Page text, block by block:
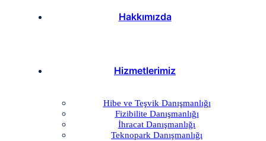
Hakkımızda
Hizmetlerimiz
Hibe ve Teşvik Danışmanlığı
Fizibilite Danışmanlığı
İhracat Danışmanlığı
Teknopark Danışmanlığı